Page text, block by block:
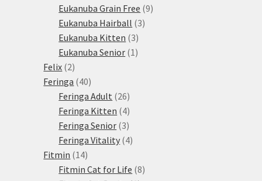
produktů
Eukanuba Grain Free 99
Eukanuba Hairball 33
Eukanuba Kitten 33
produkty
Eukanuba Senior 1 1
Felix 22
produkty
Feringa 4040
produktů
Feringa Adult 2626
produktů
Feringa Kitten 44
produkty
Feringa Senior 33
produkty
Feringa Vitality 44
Fitmin 1414
produktů
Fitmin Cat for Life 88